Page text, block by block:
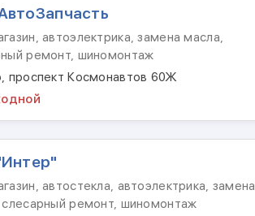
автоэлектрика, замена масла,
ремонт, шиномонтаж
проспект Космонавтов 60Ж
автостекла, автоэлектрика, замена
ремонт, шиномонтаж